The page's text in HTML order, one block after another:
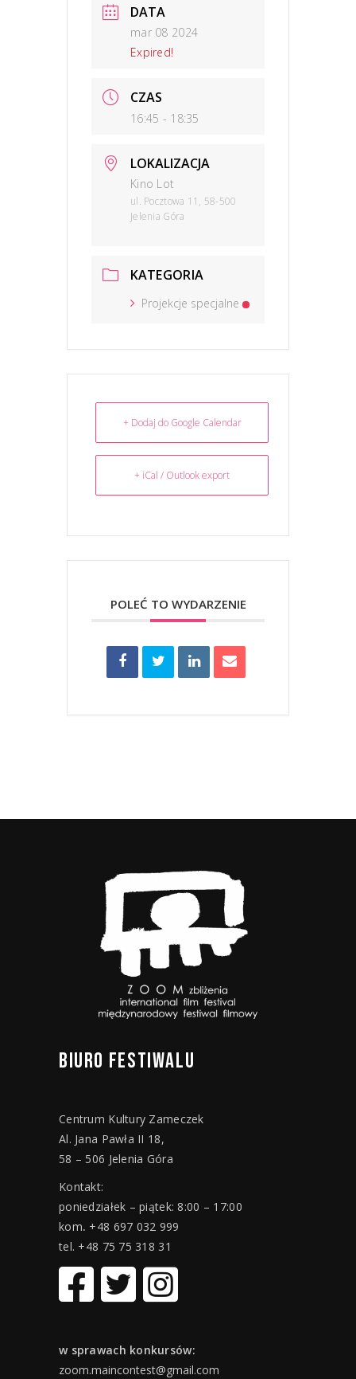
DATA
mar 08 2024
Expired!
CZAS
16:45 - 18:35
LOKALIZACJA
Kino Lot
ul. Pocztowa 11, 58-500
Jelenia Góra
KATEGORIA
Projekcje specjalne
+ Dodaj do Google Calendar
+ iCal / Outlook export
POLEĆ TO WYDARZENIE
BIURO FESTIWALU
Centrum Kultury Zameczek
Al. Jana Pawła II 18,
58 – 506 Jelenia Góra
Kontakt:
poniedziałek – piątek: 8:00 – 17:00
kom. +48 697 032 999
tel. +48 75 75 318 31
w sprawach konkursów:
zoom.maincontest@gmail.com